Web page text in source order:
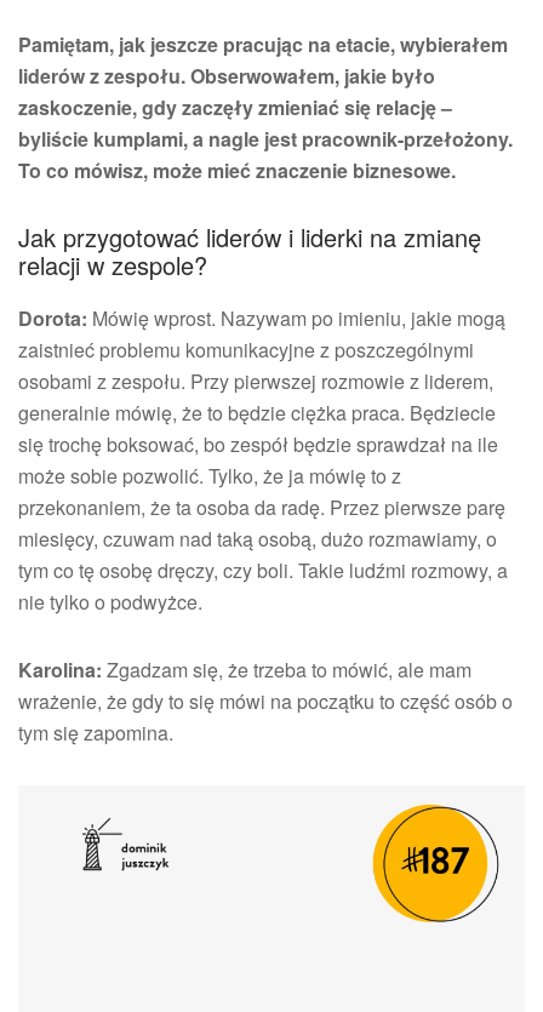
Pamiętam, jak jeszcze pracując na etacie, wybierałem
liderów z zespołu. Obserwowałem, jakie było
zaskoczenie, gdy zaczęły zmieniać się relację –
byliście kumplami, a nagle jest pracownik-przełożony.
To co mówisz, może mieć znaczenie biznesowe.
Jak przygotować liderów i liderki na zmianę
relacji w zespole?
Dorota: Mówię wprost. Nazywam po imieniu, jakie mogą
zaistnieć problemu komunikacyjne z poszczególnymi
osobami z zespołu. Przy pierwszej rozmowie z liderem,
generalnie mówię, że to będzie ciężka praca. Będziecie
się trochę boksować, bo zespół będzie sprawdzał na ile
może sobie pozwolić. Tylko, że ja mówię to z
przekonaniem, że ta osoba da radę. Przez pierwsze parę
miesięcy, czuwam nad taką osobą, dużo rozmawiamy, o
tym co tę osobę dręczy, czy boli. Takie ludźmi rozmowy, a
nie tylko o podwyżce.
Karolina: Zgadzam się, że trzeba to mówić, ale mam
wrażenie, że gdy to się mówi na początku to część osób o
tym się zapomina.